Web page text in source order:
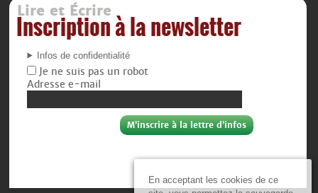
En acceptant les cookies de ce
Lire et Écrire
Inscription à la newsletter
Infos de confidentialité
Je ne suis pas un robot
Adresse e-mail